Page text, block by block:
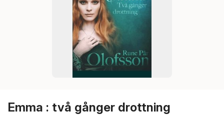
Emma : två gånger drottning